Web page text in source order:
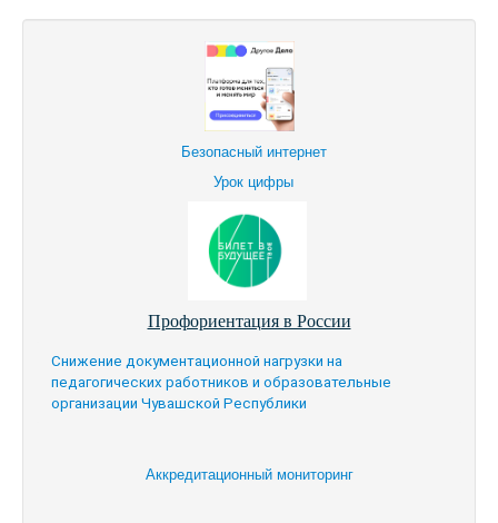
Безопасный интернет
Урок цифры
Профориентация в России
Снижение документационной нагрузки на
педагогических работников и образовательные
организации Чувашской Республики
Аккредитационный мониторинг